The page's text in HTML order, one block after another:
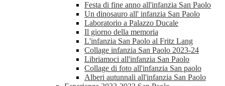
Festa di fine anno all'infanzia San Paolo
Un dinosauro all' infanzia San Paolo
Laboratorio a Palazzo Ducale
Il giorno della memoria
L'infanzia San Paolo al Fritz Lang
Collage infanzia San Paolo 2023-24
Libriamoci all'infanzia San Paolo
Collage di foto all'infanzia San paolo
Alberi autunnali all'infanzia San Paolo